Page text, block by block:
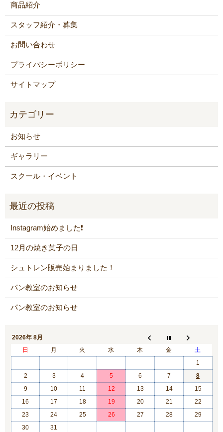
商品紹介
スタッフ紹介・募集
お問い合わせ
プライバシーポリシー
サイトマップ
お知らせ
ギャラリー
スクール・イベント
Instagram始めました❗️
12月の焼き菓子の日
シュトレン販売始まりました！
パン教室のお知らせ
パン教室のお知らせ
2026年 8月
日
月 火 水 木 金
土
1
2
3 4 5 6 7
8
9
10 11 12 13 14
15
16
17 18 19 20 21
22
23
24 25 26 27 28
29
30
31